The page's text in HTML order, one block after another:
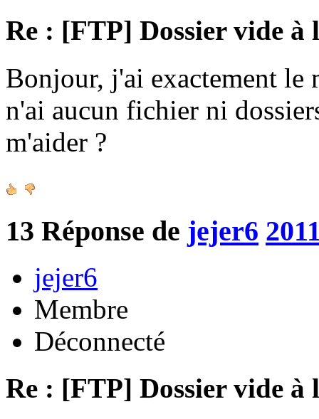
Re : [FTP] Dossier vide à
Bonjour, j'ai exactement le
n'ai aucun fichier ni
m'aider ?
13 Réponse de jejer6
jejer6
Membre
Déconnecté
Re : [FTP] Dossier vide à